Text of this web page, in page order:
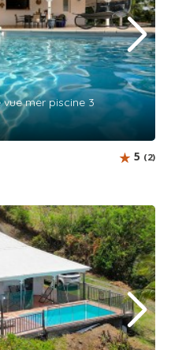
vue mer piscine 3
5 (2)